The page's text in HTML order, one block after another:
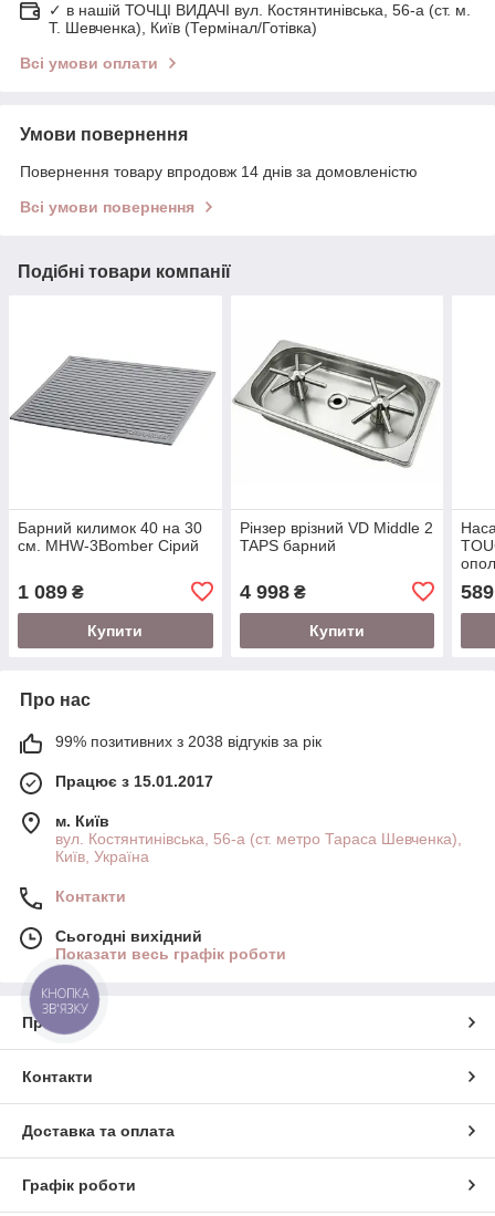
✓ в нашій ТОЧЦІ ВИДАЧІ вул. Костянтинівська, 56-а (ст. м.
Т. Шевченка), Київ (Термінал/Готівка)
Всі умови оплати
Умови повернення
Повернення товару впродовж 14 днів за домовленістю
Всі умови повернення
Подібні товари компанії
Барний килимок 40 на 30
см. MHW-3Bomber Сірий
1 089 ₴
Купити
Рінзер врізний VD Middle 2
TAPS барний
4 998₴
Купити
589
Про нас
99% позитивних з 2038 відгуків за рік
Працює з 15.01.2017
м. Київ
вул. Костянтинівська, 56-а (ст. метро Тараса Шевченка),
Київ, Україна
Контакти
Сьогодні вихідний
Показати весь графік роботи
Про нас
Контакти
Доставка та оплата
Графік роботи
КНОПКА
ЗВ'ЯЗКУ